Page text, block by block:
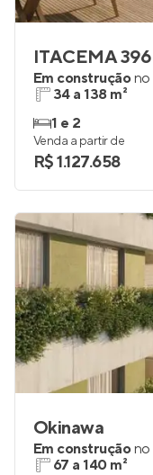
ITACEMA 396
Em construçãono
34 a 138 m²
1 e 2
Venda a partir de
R$ 1.127.658
Okinawa
Em construçãono
67 a 140 m²